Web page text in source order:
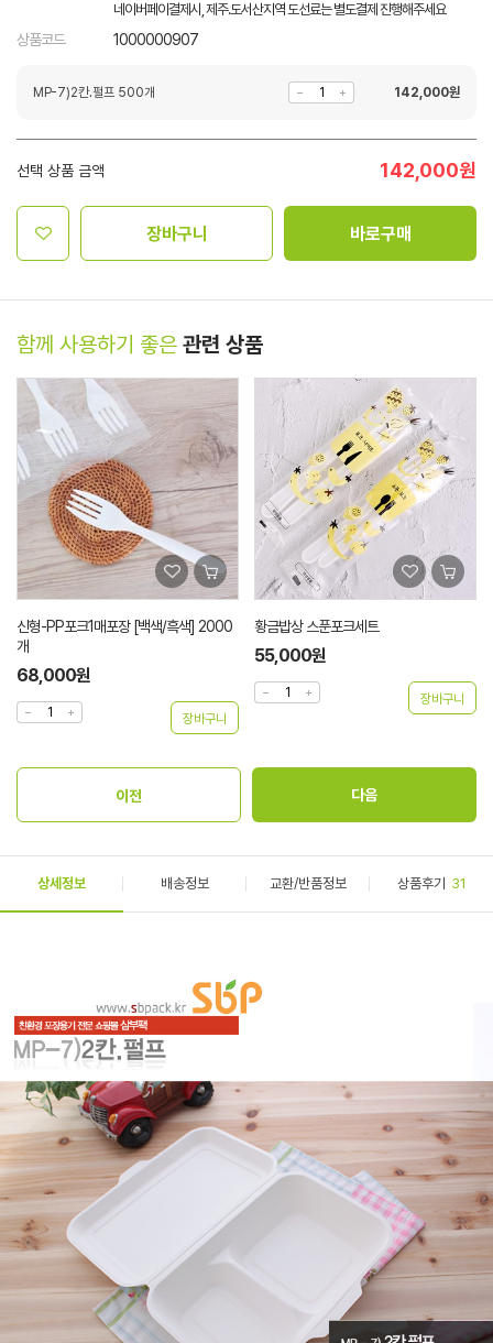
네이버페이결제시, 제주.도서산지역 도선료는 별도결제 진행해주세요
상품코드 1000000907
MP-7)2칸.펄프 500개 142,000원
선택 상품 금액 142,000원
장바구니 바로구매
함께 사용하기 좋은 관련 상품
신형-PP포크1매포장 [백색/흑색] 2000
개
68,000원
황금밥상 스푼포크세트
55,000원
상세정보 배송정보 교환/반품정보 상품후기 31